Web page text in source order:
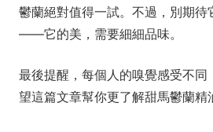
鬱蘭絕對值得一試。不過，別期待
——它的美，需要細細品味。
最後提醒，每個人的嗅覺感受不同
望這篇文章幫你更了解甜馬鬱蘭精